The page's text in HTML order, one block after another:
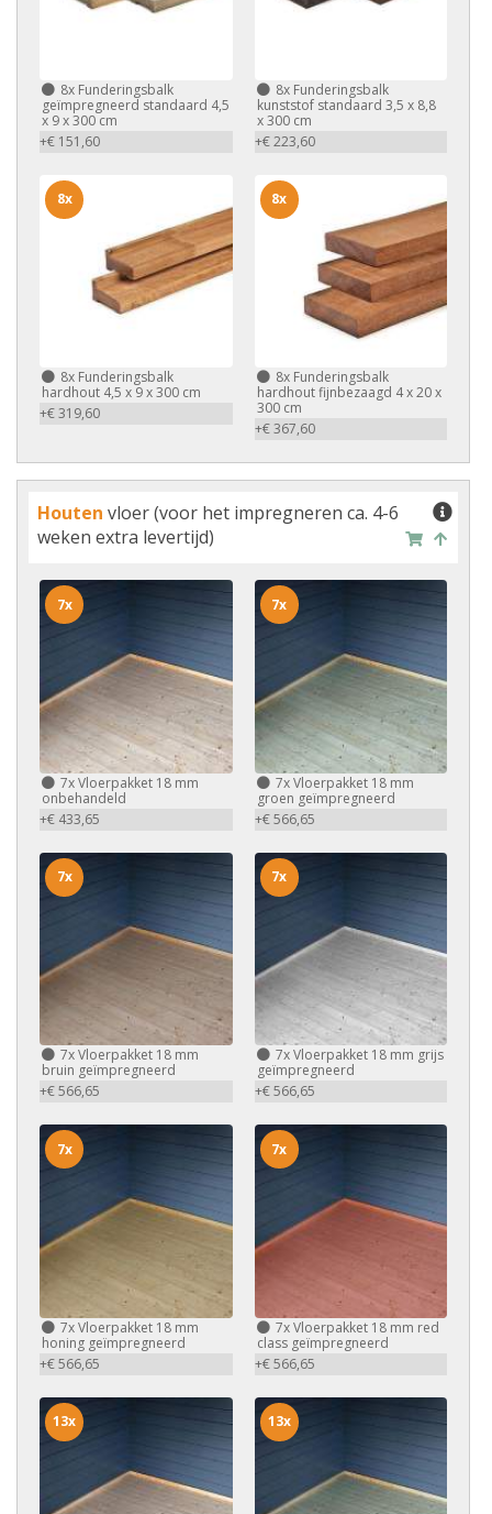
8x Funderingsbalk
geïmpregneerd standaard 4,5
x 9 x 300 cm
+€ 151,60
8xFunderingsbalk
kunststof standaard 3,5 x 8,8
x 300 cm
+€ 223,60
8x Funderingsbalk
hardhout 4,5 x 9 x 300 cm
+€ 319,60
8x
8xFunderingsbalk
hardhout fijnbezaagd 4 x 20 x
300 cm
+€ 367,60
8x
Houten vloer (voor het impregneren ca. 4-6
weken extra levertijd)
7xVloerpakket 18 mm
onbehandeld
+€ 433,65
7x
7xVloerpakket 18 mm
groen geïmpregneerd
+€ 566,65
7x
7xVloerpakket 18 mm
bruin geïmpregneerd
+€ 566,65
7x
7xVloerpakket 18 mm grijs
geïmpregneerd
+€ 566,65
7x
7xVloerpakket 18 mm
honing geïmpregneerd
+€ 566,65
7x
7xVloerpakket 18 mm red
class geïmpregneerd
+€ 566,65
7x
13x 13x